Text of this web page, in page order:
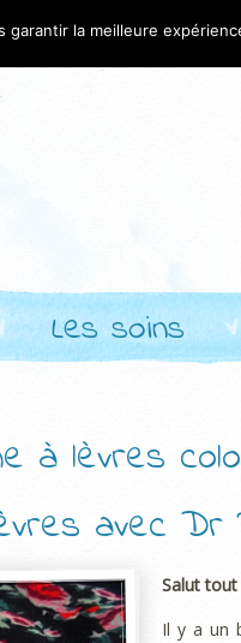
Les soins
à lèvres
avec Dr
Salut
Il y a un
garantir la meilleure